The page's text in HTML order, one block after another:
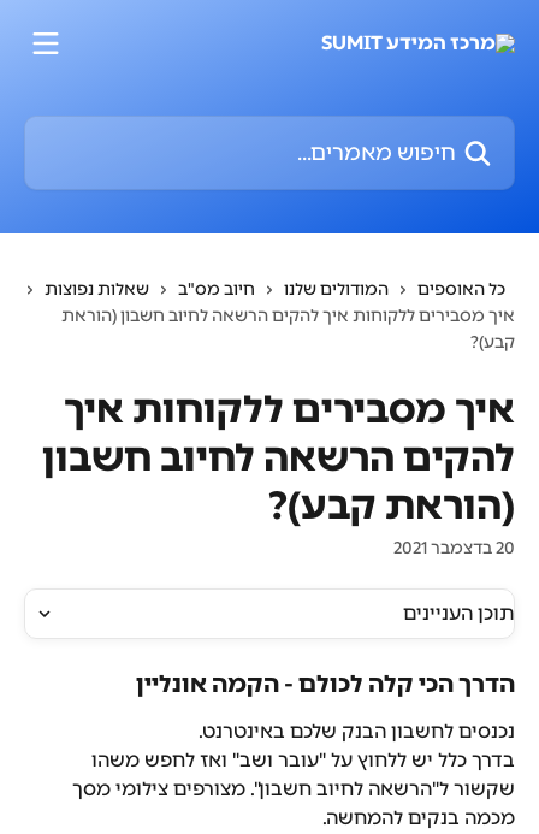
חיפוש מאמרים...
כל האוספים המודולים שלנו חיוב מס"ב
שאלות נפוצות
איך מסבירים ללקוחות איך להקים הרשאה לחיוב חשבון (הוראת
קבע)?
איך מסבירים ללקוחות איך
להקים הרשאה לחיוב חשבון
(הוראת קבע)?
20 בדצמבר 2021
תוכן העניינים
הדרך הכי קלה לכולם - הקמה אונליין
נכנסים לחשבון הבנק שלכם באינטרנט.
בדרך כלל יש ללחוץ על "עובר ושב" ואז לחפש משהו
שקשור ל"הרשאה לחיוב חשבון". מצורפים צילומי מסך
מכמה בנקים להמחשה.